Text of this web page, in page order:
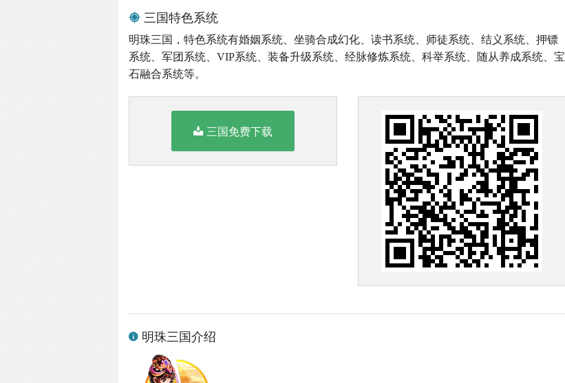
三国特色系统
明珠三国，特色系统有婚姻系统、坐骑合成幻化、读书系统、师徒系统、结义系统、押镖
系统、军团系统、VIP系统、装备升级系统、经脉修炼系统、科举系统、随从养成系统、宝
石融合系统等。
三国免费下载
明珠三国介绍